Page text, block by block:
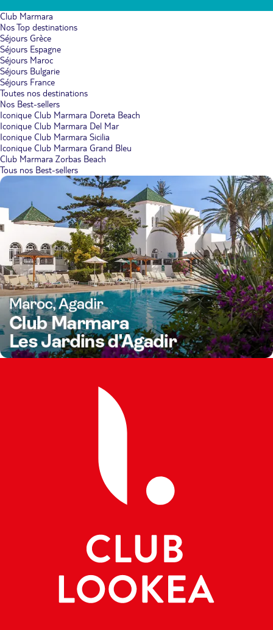
Club Marmara
Nos Top destinations
Séjours Grèce
Séjours Espagne
Séjours Maroc
Séjours Bulgarie
Séjours France
Toutes nos destinations
Nos Best-sellers
Iconique Club Marmara Doreta Beach
Iconique Club Marmara Del Mar
Iconique Club Marmara Sicilia
Iconique Club Marmara Grand Bleu
Club Marmara Zorbas Beach
Tous nos Best-sellers